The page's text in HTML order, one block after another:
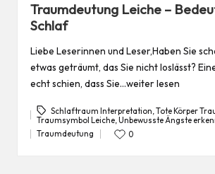
Traumdeutung Leiche –
Schlaf
Liebe Leserinnen und Leser,Haben Sie
etwas geträumt, das Sie nicht loslässt?
echt schien, dass Sie…weiter lesen
Tags:
Schlaftraum Interpretation ,Tote Körper
Traumsymbol Leiche, Unbewusste Ängste
Posted
Traumdeutung 0